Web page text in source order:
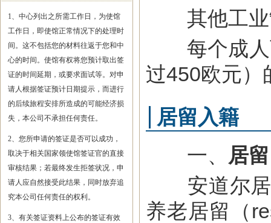
1、中心列出之所需工作日，为使馆
工作日，即使馆正常情况下的处理时
间。这不包括您的材料往返于您和中
心的时间。使馆有权将您预计取出签
证的时间延期，或要求面试等。对申
请人根据签证预计日期提示，而进行
的后续旅程安排所造成的可能经济损
失，本公司不承担任何责任。
2、您所申请的签证是否可以成功，
取决于相关国家领使馆签证官的直接
审核结果；若最终发生拒签状况，申
请人应自然接受此结果，同时放弃追
究本公司任何责任的权利。
3、有关签证资料上公布的签证有效
其他工业
每个成人
过450欧元）
居留入籍
一、 居留
安道尔居
养老居留（